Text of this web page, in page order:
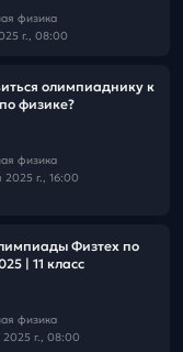
физика
г., 08:00
олимпиаднику к
физике?
физика
г., 16:00
Физтех по
| 11 класс
физика
г., 08:00